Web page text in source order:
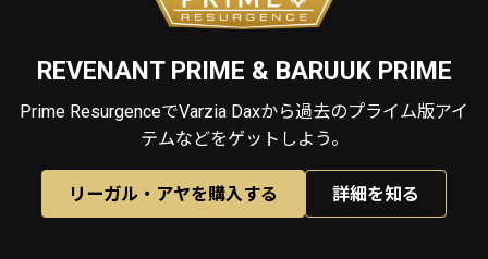
REVENANT PRIME & BARUUK PRIME
Prime ResurgenceでVarzia Daxから過去のプライム版アイ
テムなどをゲットしよう。
リーガル・アヤを購入する 詳細を知る